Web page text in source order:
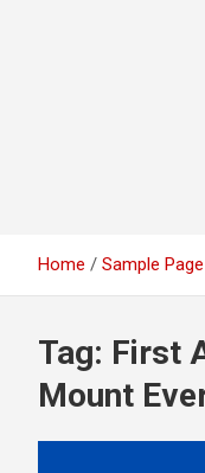
Home Sample Page
Tag: First
Mount